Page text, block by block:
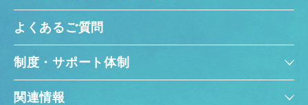
よくあるご質問
制度・サポート体制
関連情報